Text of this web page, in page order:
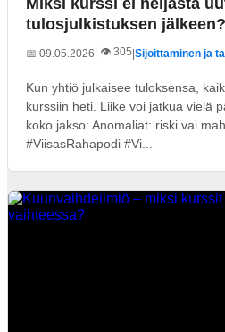
Miksi kurssi ei heijasta
tulosjulkistuksen jälkeen?
📅 09.05.2026 | 👁️ 305|Sijoittaminen ja
Kun yhtiö julkaisee tuloksensa,
kurssiin heti. Liike voi jatkua vielä
koko jakso: Anomaliat: riski vai
#ViisasRahapodi #Vi...